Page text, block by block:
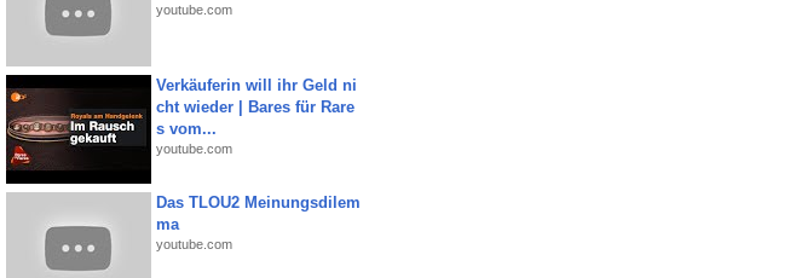
youtube.com
Verkäuferin will ihr Geld ni
cht wieder | Bares für Rare
s vom...
youtube.com
Das TLOU2 Meinungsdilem
ma
youtube.com